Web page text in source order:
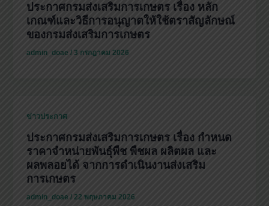
ประกาศกรมส่งเสริมการเกษตร เรื่อง หลัก
เกณฑ์และวิธีการอนุญาตให้ใช้ตราสัญลักษณ์
ของกรมส่งเสริมการเกษตร
admin_doae/3 กรกฎาคม 2026
ข่าวประกาศ
ประกาศกรมส่งเสริมการเกษตร เรื่อง กำหนด
ราคาจำหน่ายพันธุ์พืช พืชผล ผลิตผล และ
ผลพลอยได้ จากการดำเนินงานส่งเสริม
การเกษตร
admin_doae/22 พฤษภาคม 2026